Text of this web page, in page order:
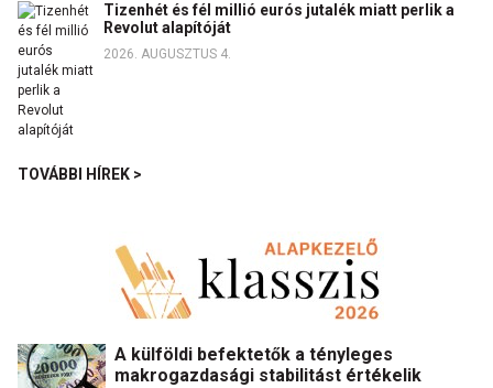
Tizenhét és fél millió eurós jutalék miatt perlik a
Revolut alapítóját
2026. AUGUSZTUS 4.
TOVÁBBI HÍREK >
A külföldi befektetők a tényleges
makrogazdasági stabilitást értékelik